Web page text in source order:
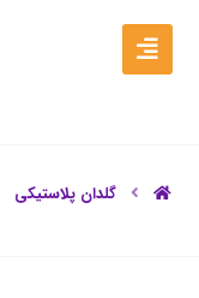
گلدان پلاستیکی